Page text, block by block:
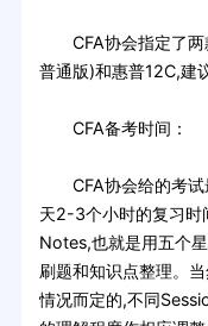
CFA协会指定了两
普通版)和惠普12C,建
CFA备考时间：
CFA协会给的考试
天2-3个小时的复习时
Notes,也就是用五个
刷题和知识点整理。
情况而定的,不同